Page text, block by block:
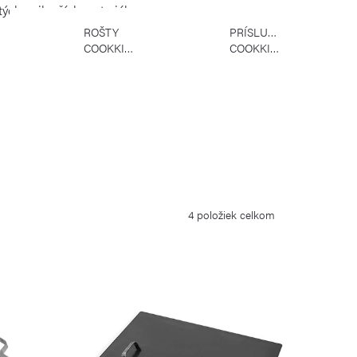
najlepších materiálov.
ROŠTY
COOKKING
PRÍSLUŠENSTVO
COOKKING
4 položiek celkom